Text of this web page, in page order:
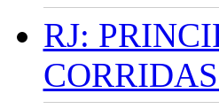
RJ: